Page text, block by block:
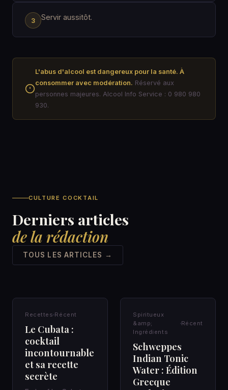
Servir aussitôt.
L'abus d'alcool est dangereux pour la santé. À
consommer avec modération. Réservé aux
personnes majeures. Alcool Info Service : 0 980 980
930.
CULTURE COCKTAIL
Derniers articles
de la rédaction
TOUS LES ARTICLES →
RECETTES
Recettes Récent
Le Cubata :
cocktail
incontournable
et sa recette
secrète
SPIRITUEUX &AMP;
Spiritueux
&amp;
Ingrédients
Récent
Schweppes
Indian Tonic
Water : Édition
Grecque